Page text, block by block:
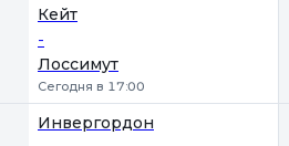
Кейт
-
Лоссимут
Сегодня в 17:00
Инвергордон